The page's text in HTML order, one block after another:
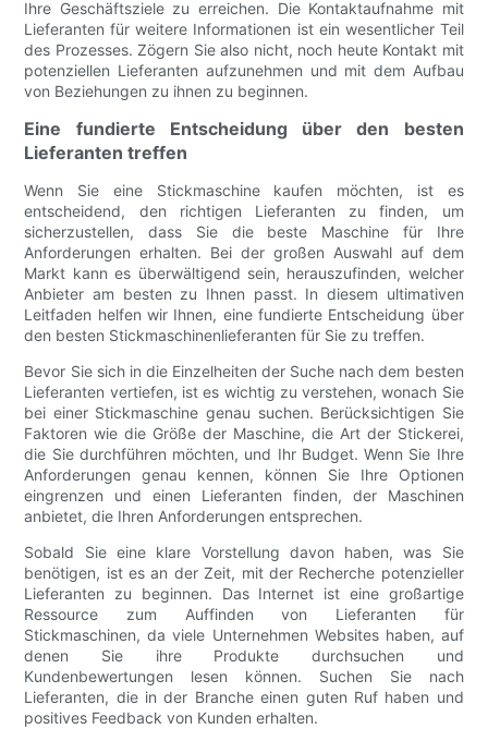
Ihre Geschäftsziele zu erreichen. Die Kontaktaufnahme mit
Lieferanten für weitere Informationen ist ein wesentlicher Teil
des Prozesses. Zögern Sie also nicht, noch heute Kontakt mit
potenziellen Lieferanten aufzunehmen und mit dem Aufbau
von Beziehungen zu ihnen zu beginnen.
Eine fundierte Entscheidung über den besten
Lieferanten treffen
Wenn Sie eine Stickmaschine kaufen möchten, ist es
entscheidend, den richtigen Lieferanten zu finden, um
sicherzustellen, dass Sie die beste Maschine für Ihre
Anforderungen erhalten. Bei der großen Auswahl auf dem
Markt kann es überwältigend sein, herauszufinden, welcher
Anbieter am besten zu Ihnen passt. In diesem ultimativen
Leitfaden helfen wir Ihnen, eine fundierte Entscheidung über
den besten Stickmaschinenlieferanten für Sie zu treffen.
Bevor Sie sich in die Einzelheiten der Suche nach dem besten
Lieferanten vertiefen, ist es wichtig zu verstehen, wonach Sie
bei einer Stickmaschine genau suchen. Berücksichtigen Sie
Faktoren wie die Größe der Maschine, die Art der Stickerei,
die Sie durchführen möchten, und Ihr Budget. Wenn Sie Ihre
Anforderungen genau kennen, können Sie Ihre Optionen
eingrenzen und einen Lieferanten finden, der Maschinen
anbietet, die Ihren Anforderungen entsprechen.
Sobald Sie eine klare Vorstellung davon haben, was Sie
benötigen, ist es an der Zeit, mit der Recherche potenzieller
Lieferanten zu beginnen. Das Internet ist eine großartige
Ressource zum Auffinden von Lieferanten für
Stickmaschinen, da viele Unternehmen Websites haben, auf
denen Sie ihre Produkte durchsuchen und
Kundenbewertungen lesen können. Suchen Sie nach
Lieferanten, die in der Branche einen guten Ruf haben und
positives Feedback von Kunden erhalten.